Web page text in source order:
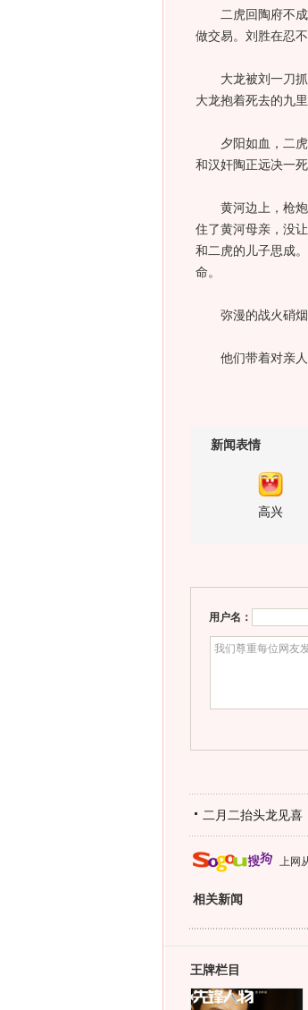
二虎回陶府不成
做交易。刘胜在忍
大龙被刘一刀抓
大龙抱着死去的九
夕阳如血，二虎
和汉奸陶正远决一死
黄河边上，枪炮
住了黄河母亲，没
和二虎的儿子思成
命。
弥漫的战火硝烟
他们带着对亲人
新闻表情
高兴
用户名：
二月二抬头龙见喜
上网
相关新闻
王牌栏目